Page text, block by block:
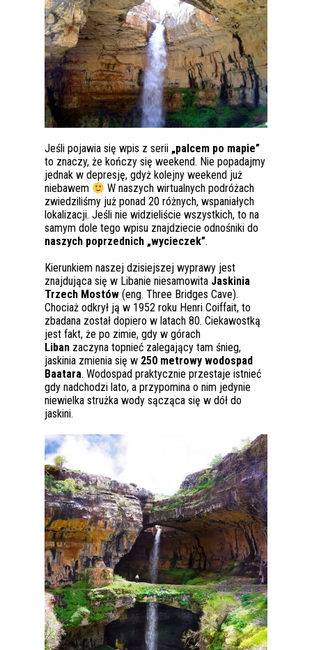
Jeśli pojawia się wpis z serii „palcem po mapie”
to znaczy, że kończy się weekend. Nie popadajmy
jednak w depresję, gdyż kolejny weekend już
niebawem
W naszych wirtualnych podróżach
zwiedziliśmy już ponad 20 różnych, wspaniałych
lokalizacji. Jeśli nie widzieliście wszystkich, to na
samym dole tego wpisu znajdziecie odnośniki do
naszych poprzednich „wycieczek”.
Kierunkiem naszej dzisiejszej wyprawy jest
znajdująca się w Libanie niesamowita Jaskinia
Trzech Mostów (eng. Three Bridges Cave).
Chociaż odkrył ją w 1952 roku Henri Coiffait, to
zbadana został dopiero w latach 80. Ciekawostką
jest fakt, że po zimie, gdy w górach
Liban zaczyna topnieć zalegający tam śnieg,
jaskinia zmienia się w 250 metrowy wodospad
Baatara. Wodospad praktycznie przestaje istnieć
gdy nadchodzi lato, a przypomina o nim jedynie
niewielka strużka wody sącząca się w dół do
jaskini.